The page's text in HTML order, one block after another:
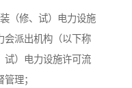
（修、试）电力设施
会派出机构（以下称
试）电力设施许可流
理；